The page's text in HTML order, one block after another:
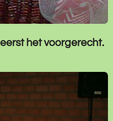
het voorgerecht.